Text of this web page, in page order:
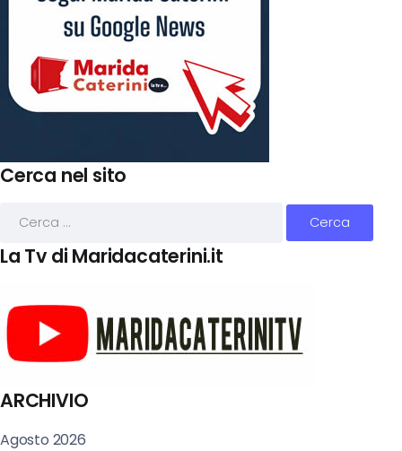
Cerca nel sito
La Tv di Maridacaterini.it
ARCHIVIO
Agosto 2026